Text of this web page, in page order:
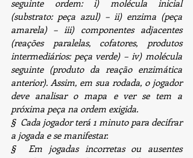
seguinte ordem: i) molécula inicial
(substrato: peça azul) – ii) enzima (peça
amarela) – iii) componentes adjacentes
(reações paralelas, cofatores, produtos
intermediários: peça verde) – iv) molécula
seguinte (produto da reação enzimática
anterior). Assim, em sua rodada, o jogador
deve analisar o mapa e ver se tem a
próxima peça na ordem exigida.
§  Cada jogador terá 1 minuto para decifrar
a jogada e se manifestar.
§  Em jogadas incorretas ou ausentes